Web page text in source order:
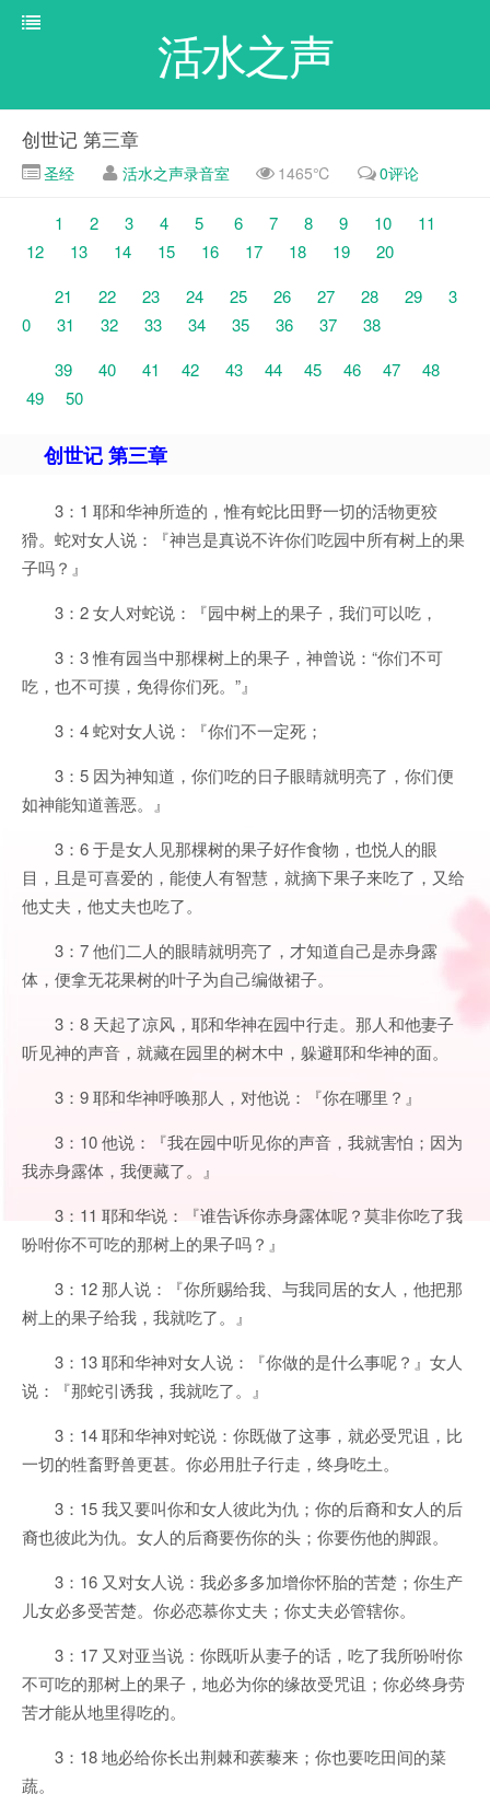
活水之声
创世记 第三章
圣经 活水之声录音室 1465℃ 0评论
1 2 3 4 5 6 7 8 9 10
11
12
13 14 15 16 17 18 19
20
21
22 23 24 25 26 27 28 29
3
0
31 32 33 34 35 36 37
38
39
40 41 42 43 44 45 46 47
48
49
50
创世记 第三章
3：1 耶和华神所造的，惟有蛇比田野一切的活物更狡
猾。蛇对女人说：『神岂是真说不许你们吃园中所有树上的果
子吗？』
3：2 女人对蛇说：『园中树上的果子，我们可以吃，
3：3 惟有园当中那棵树上的果子，神曾说：“你们不可
吃，也不可摸，免得你们死。”』
3：4 蛇对女人说：『你们不一定死；
3：5 因为神知道，你们吃的日子眼睛就明亮了，你们便
如神能知道善恶。』
3：6 于是女人见那棵树的果子好作食物，也悦人的眼
目，且是可喜爱的，能使人有智慧，就摘下果子来吃了，又给
他丈夫，他丈夫也吃了。
3：7 他们二人的眼睛就明亮了，才知道自己是赤身露
体，便拿无花果树的叶子为自己编做裙子。
3：8 天起了凉风，耶和华神在园中行走。那人和他妻子
听见神的声音，就藏在园里的树木中，躲避耶和华神的面。
3：9 耶和华神呼唤那人，对他说：『你在哪里？』
3：10 他说：『我在园中听见你的声音，我就害怕；因为
我赤身露体，我便藏了。』
3：11 耶和华说：『谁告诉你赤身露体呢？莫非你吃了我
吩咐你不可吃的那树上的果子吗？』
3：12 那人说：『你所赐给我、与我同居的女人，他把那
树上的果子给我，我就吃了。』
3：13 耶和华神对女人说：『你做的是什么事呢？』女人
说：『那蛇引诱我，我就吃了。』
3：14 耶和华神对蛇说：你既做了这事，就必受咒诅，比
一切的牲畜野兽更甚。你必用肚子行走，终身吃土。
3：15 我又要叫你和女人彼此为仇；你的后裔和女人的后
裔也彼此为仇。女人的后裔要伤你的头；你要伤他的脚跟。
3：16 又对女人说：我必多多加增你怀胎的苦楚；你生产
儿女必多受苦楚。你必恋慕你丈夫；你丈夫必管辖你。
3：17 又对亚当说：你既听从妻子的话，吃了我所吩咐你
不可吃的那树上的果子，地必为你的缘故受咒诅；你必终身劳
苦才能从地里得吃的。
3：18 地必给你长出荆棘和蒺藜来；你也要吃田间的菜
蔬。